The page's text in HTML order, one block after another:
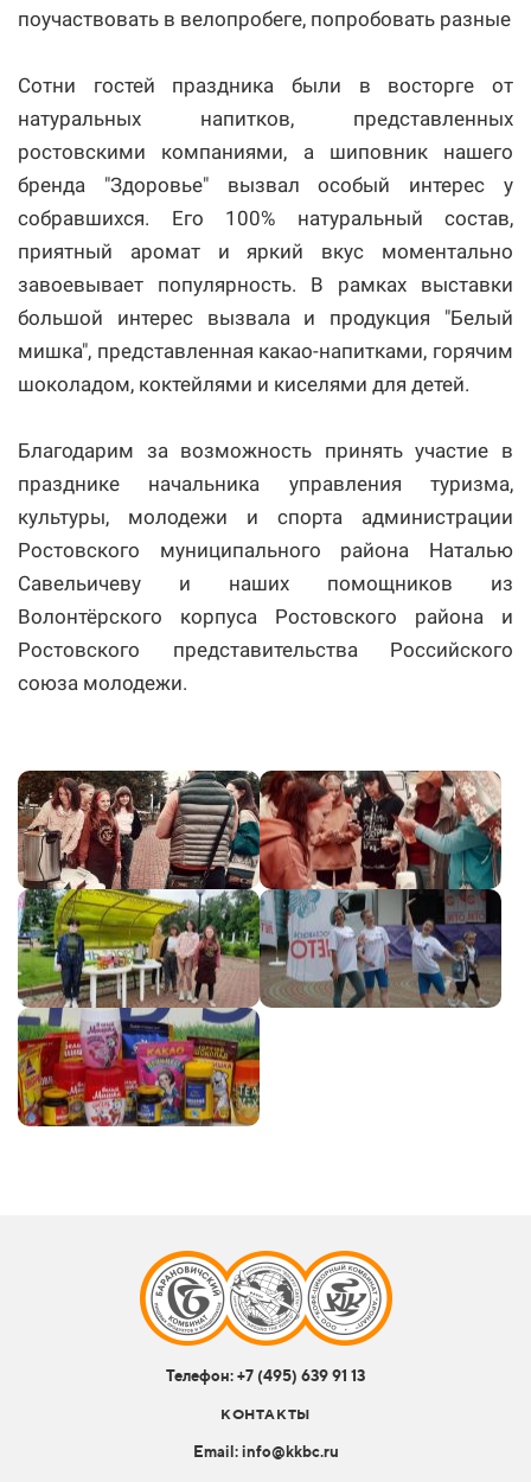
поучаствовать в велопробеге, попробовать разные
Сотни гостей праздника были в восторге от
натуральных напитков, представленных
ростовскими компаниями, а шиповник нашего
бренда "Здоровье" вызвал особый интерес у
собравшихся. Его 100% натуральный состав,
приятный аромат и яркий вкус моментально
завоевывает популярность. В рамках выставки
большой интерес вызвала и продукция "Белый
мишка", представленная какао-напитками, горячим
шоколадом, коктейлями и киселями для детей.
Благодарим за возможность принять участие в
празднике начальника управления туризма,
культуры, молодежи и спорта администрации
Ростовского муниципального района Наталью
Савельичеву и наших помощников из
Волонтёрского корпуса Ростовского района и
Ростовского представительства Российского
союза молодежи.
Телефон: +7 (495) 639 91 13
КОНТАКТЫ
Email: info@kkbc.ru